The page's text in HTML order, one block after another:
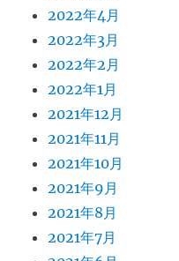
2022年4月
2022年3月
2022年2月
2022年1月
2021年12月
2021年11月
2021年10月
2021年9月
2021年8月
2021年7月